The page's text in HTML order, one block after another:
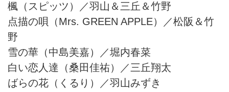
楓（スピッツ）／羽山＆三丘＆竹野
点描の唄（Mrs. GREEN APPLE）／松阪＆竹
野
雪の華（中島美嘉）／堀内春菜
白い恋人達（桑田佳祐）／三丘翔太
ばらの花（くるり）／羽山みずき